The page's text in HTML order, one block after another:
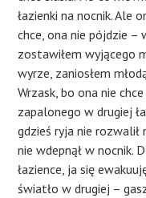
łazienki na nocnik. Ale
chce, ona nie pójdzie –
zostawiłem wyjącego
wyrze, zaniosłem
Wrzask, bo ona nie
zapalonego w drugiej
gdzieś ryja nie rozwalił
nie wdepnął w nocnik.
łazience, ja się
światło w drugiej –